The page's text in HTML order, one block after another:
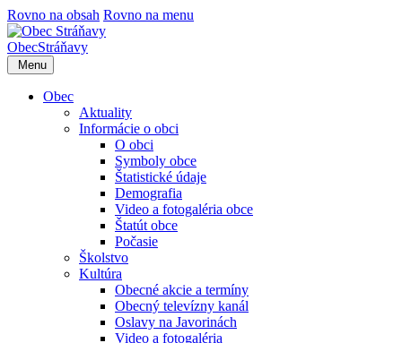
Rovno na obsah Rovno na menu
ObecStráňavy
Menu
Obec
Aktuality
Informácie o obci
O obci
Symboly obce
Štatistické údaje
Demografia
Video a fotogaléria obce
Štatút obce
Počasie
Školstvo
Kultúra
Obecné akcie a termíny
Obecný televízny kanál
Oslavy na Javorinách
Video a fotogaléria